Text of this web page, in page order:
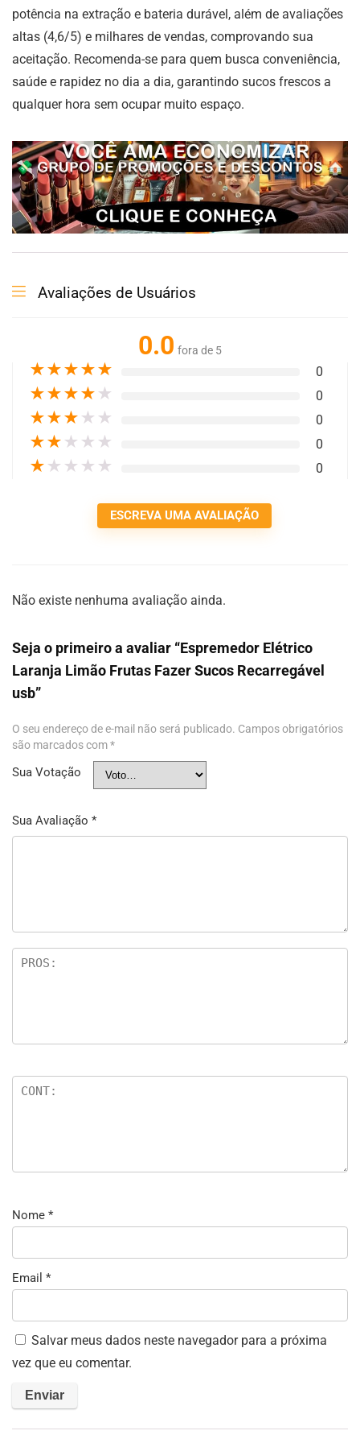
potência na extração e bateria durável, além de avaliações
altas (4,6/5) e milhares de vendas, comprovando sua
aceitação. Recomenda-se para quem busca conveniência,
saúde e rapidez no dia a dia, garantindo sucos frescos a
qualquer hora sem ocupar muito espaço.
Avaliações de Usuários
0.0 fora de 5
★★★★★ 0
★★★★ ★ 0
★★★ ★ ★ 0
★★ ★ ★ ★ 0
★ ★ ★ ★ ★ 0
ESCREVA UMA AVALIAÇÃO
Não existe nenhuma avaliação ainda.
Seja o primeiro a avaliar “Espremedor Elétrico
Laranja Limão Frutas Fazer Sucos Recarregável
usb”
O seu endereço de e-mail não será publicado. Campos obrigatórios
são marcados com*
Sua Votação
Sua Avaliação *
Nome *
Email *
Salvar meus dados neste navegador para a próxima
vez que eu comentar.